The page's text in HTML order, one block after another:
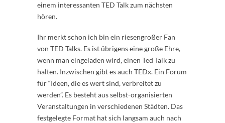
einem interessanten TED Talk zum nächsten
hören.
Ihr merkt schon ich bin ein riesengroßer Fan
von TED Talks. Es ist übrigens eine große Ehre,
wenn man eingeladen wird, einen Ted Talk zu
halten. Inzwischen gibt es auch TEDx. Ein Forum
für “Ideen, die es wert sind, verbreitet zu
werden”. Es besteht aus selbst-organisierten
Veranstaltungen in verschiedenen Städten. Das
festgelegte Format hat sich langsam auch nach